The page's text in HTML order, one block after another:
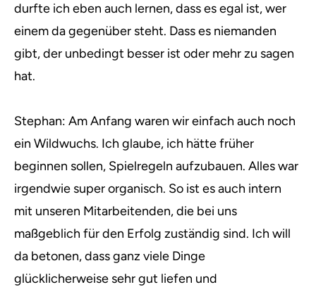
durfte ich eben auch lernen, dass es egal ist, wer
einem da gegenüber steht. Dass es niemanden
gibt, der unbedingt besser ist oder mehr zu sagen
hat.
Stephan: Am Anfang waren wir einfach auch noch
ein Wildwuchs. Ich glaube, ich hätte früher
beginnen sollen, Spielregeln aufzubauen. Alles war
irgendwie super organisch. So ist es auch intern
mit unseren Mitarbeitenden, die bei uns
maßgeblich für den Erfolg zuständig sind. Ich will
da betonen, dass ganz viele Dinge
glücklicherweise sehr gut liefen und